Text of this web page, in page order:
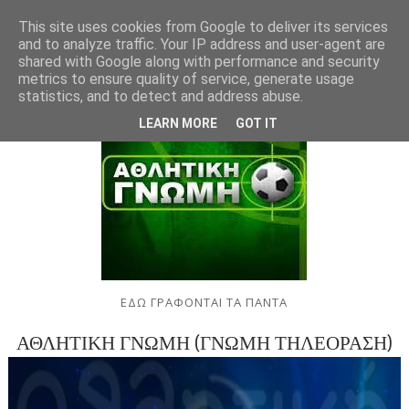
ΕΔΩ ΓΡΑΦΟΝΤΑΙ ΤΑ ΠΑΝΤΑ
ΑΘΛΗΤΙΚΗ ΓΝΩΜΗ (ΓΝΩΜΗ ΤΗΛΕΟΡΑΣΗ)
This site uses cookies from Google to deliver its services
and to analyze traffic. Your IP address and user-agent are
shared with Google along with performance and security
metrics to ensure quality of service, generate usage
statistics, and to detect and address abuse.
LEARN MORE GOT IT